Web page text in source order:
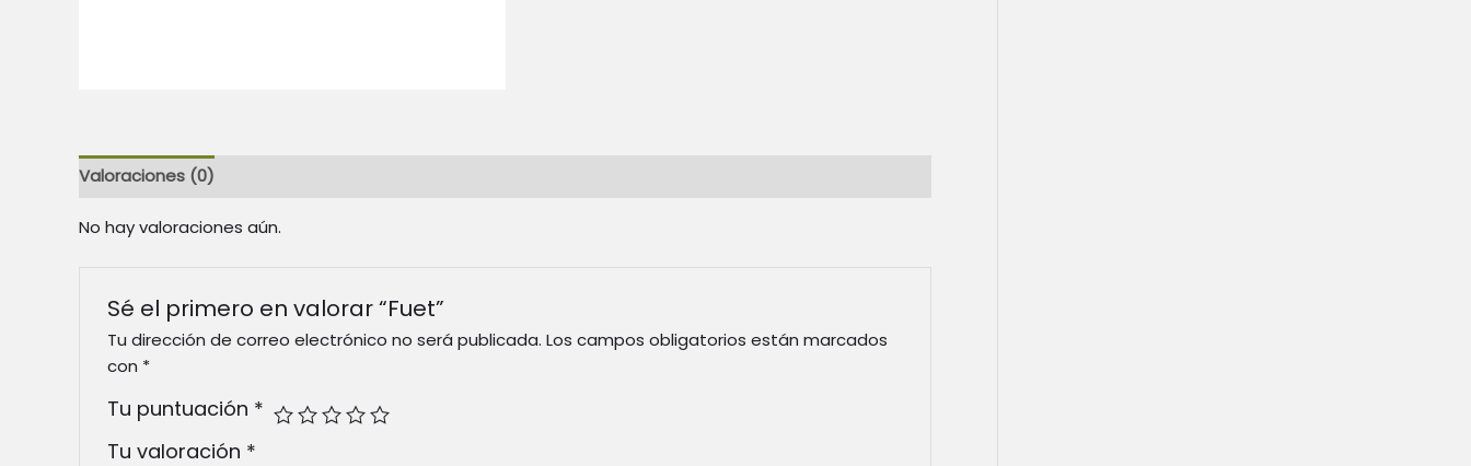
Valoraciones (0)
No hay valoraciones aún.
Sé el primero en valorar “Fuet”
Tu dirección de correo electrónico no será publicada. Los campos obligatorios están marcados
con *
Tu puntuación *
Tu valoración *